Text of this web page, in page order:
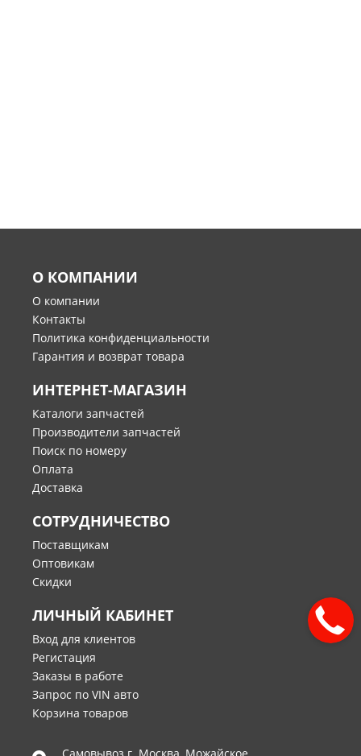
О КОМПАНИИ
О компании
Контакты
Политика конфиденциальности
Гарантия и возврат товара
ИНТЕРНЕТ-МАГАЗИН
Каталоги запчастей
Производители запчастей
Поиск по номеру
Оплата
Доставка
СОТРУДНИЧЕСТВО
Поставщикам
Оптовикам
Скидки
ЛИЧНЫЙ КАБИНЕТ
Вход для клиентов
Регистация
Заказы в работе
Запрос по VIN авто
Корзина товаров